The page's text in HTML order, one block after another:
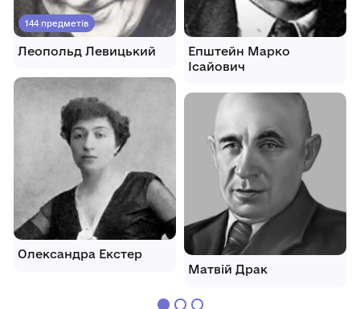
144 предметів
Леопольд Левицький
Олександра Екстер
Епштейн Марко
Ісайович
Матвій Драк